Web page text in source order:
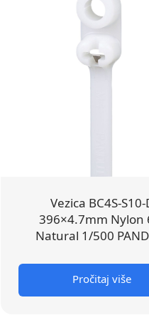
Vezica BC4S-S10-
396×4.7mm Nylon
Natural 1/500
Pročitaj više